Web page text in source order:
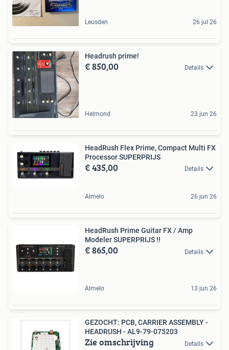
Leusden 26 jul 26
Headrush prime!
€ 850,00 Details
Helmond 23 jun 26
HeadRush Flex Prime, Compact Multi FX
Processor SUPERPRIJS
€ 435,00 Details
Almelo 26 jun 26
HeadRush Prime Guitar FX / Amp
Modeler SUPERPRIJS !!
€ 865,00 Details
Almelo 13 jun 26
GEZOCHT: PCB, CARRIER ASSEMBLY -
HEADRUSH - AL9-79-075203
Zie omschrijving Details